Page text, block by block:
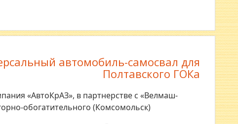
автомобиль-самосвал для
Полтавского ГОКа
«АвтоКрАЗ», в партнерстве с «Велмаш-
обогатительного (Комсомольск)